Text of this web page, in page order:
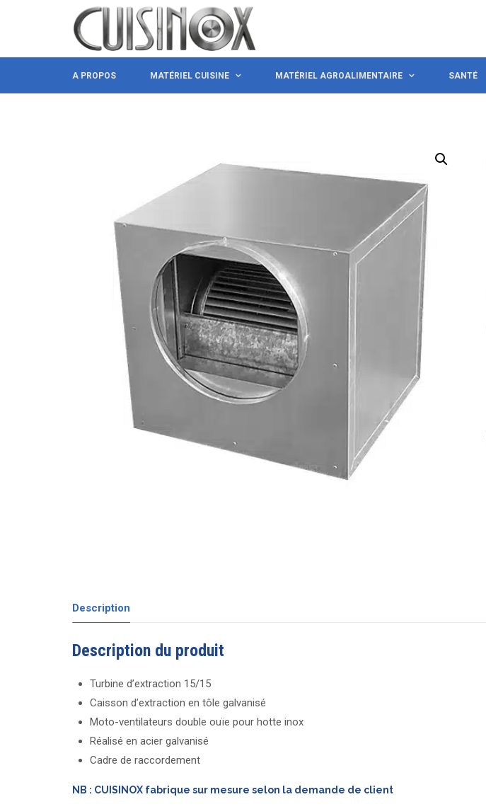
A PROPOS MATÉRIEL CUISINE MATÉRIEL AGROALIMENTAIRE SANTÉ
Description
Description du produit
Turbine d’extraction 15/15
Caisson d’extraction en tôle galvanisé
Moto-ventilateurs double ouïe pour hotte inox
Réalisé en acier galvanisé
Cadre de raccordement
NB : CUISINOX fabrique sur mesure selon la demande de client